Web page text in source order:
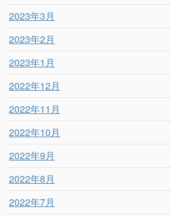
2023年3月
2023年2月
2023年1月
2022年12月
2022年11月
2022年10月
2022年9月
2022年8月
2022年7月